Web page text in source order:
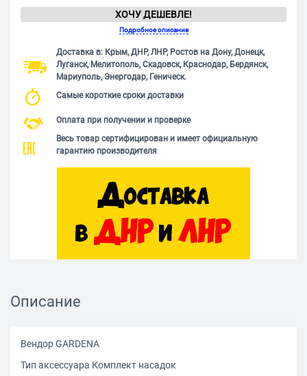
ХОЧУ ДЕШЕВЛЕ!
Подробное описание
Доставка в: Крым, ДНР, ЛНР, Ростов на Дону, Донецк,
Луганск, Мелитополь, Скадовск, Краснодар, Бердянск,
Мариуполь, Энергодар, Геническ.
Самые короткие сроки доставки
Оплата при получении и проверке
Весь товар сертифицирован и имеет официальную
гарантию производителя
Описание
Вендор GARDENA
Тип аксессуара Комплект насадок